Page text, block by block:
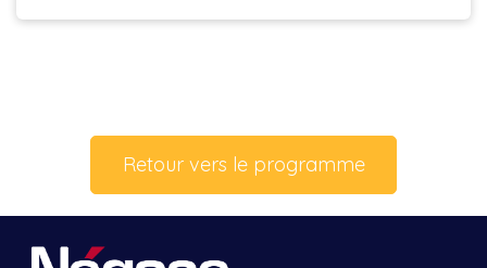
Retour vers le programme